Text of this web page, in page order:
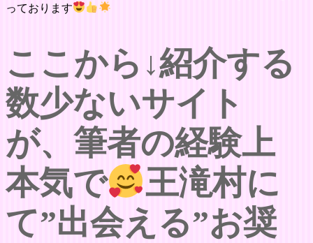
っております
ここから↓紹介する
数少ないサイト
が、筆者の経験上
本気で
王滝村に
て”出会える”お奨